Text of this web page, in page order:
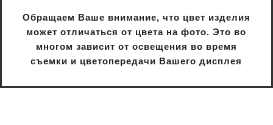
Обращаем Ваше внимание, что цвет изделия
может отличаться от цвета на фото. Это во
многом зависит от освещения во время
съемки и цветопередачи Вашего дисплея